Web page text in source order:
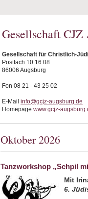
Gesellschaft CJZ
Gesellschaft für Christlich-
Postfach 10 16 08
86006 Augsburg
Fon 08 21 - 43 25 02
E-Mail info@gcjz-augsburg.de
Homepage www.gcjz-
Oktober 2026
Tanzworkshop „Schpil
Mit
6.